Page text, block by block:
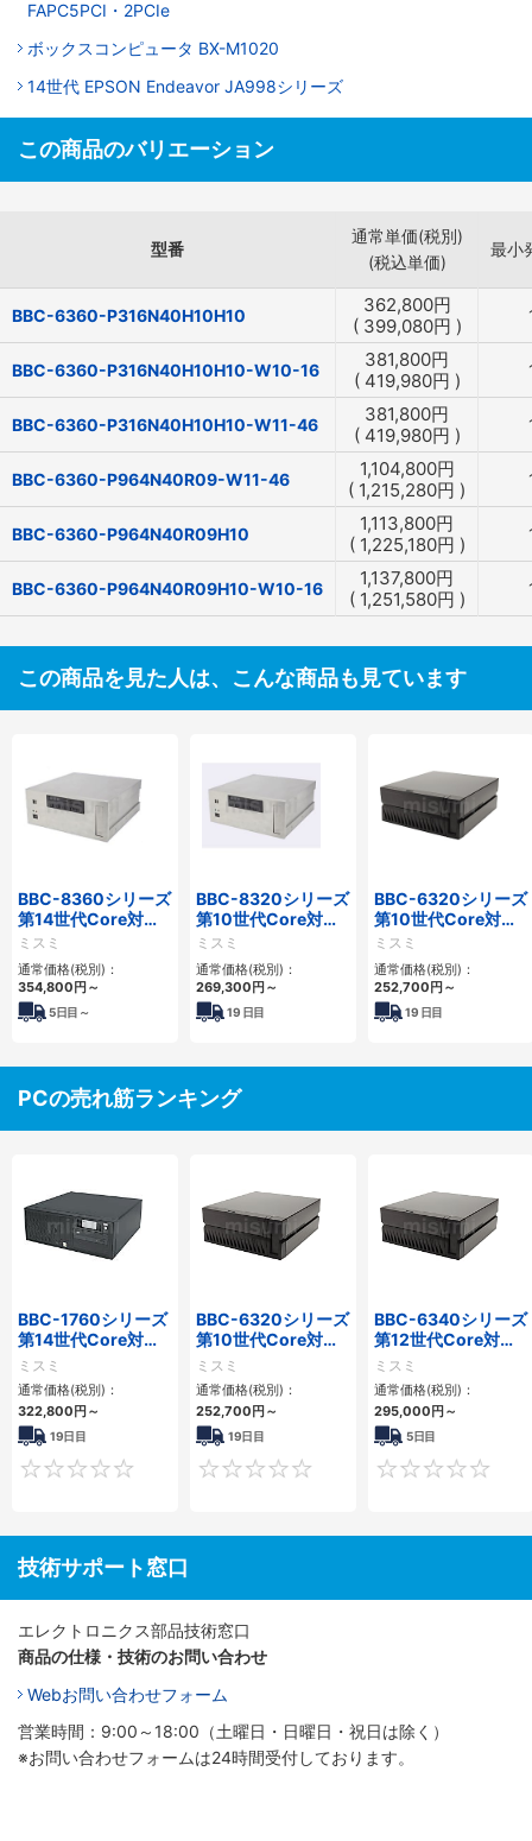
FAPC5PCI・2PCIe
ボックスコンピュータ BX-M1020
14世代 EPSON Endeavor JA998シリーズ
この商品のバリエーション
型番
通常単価(税別)
(税込単価)
最小
BBC-6360-P316N40H10H10 362,800円
( 399,080円 )
BBC-6360-P316N40H10H10-W10-16 381,800円
( 419,980円 )
BBC-6360-P316N40H10H10-W11-46 381,800円
( 419,980円 )
BBC-6360-P964N40R09-W11-46 1,104,800円
( 1,215,280円 )
BBC-6360-P964N40R09H10 1,113,800円
( 1,225,180円 )
BBC-6360-P964N40R09H10-W10-16 1,137,800円
( 1,251,580円 )
この商品を見た人は、こんな商品も見ています
BBC-8360シリーズ
第14世代Core対応
フロアマウント
2PCIe
ミスミ
通常価格(税別)：
354,800円～
5日目～
BBC-8320シリーズ
第10世代Core対応
小型フロアマウント
FAPC 2PCI・2PCIe
ミスミ
通常価格(税別)：
269,300円～
19 日目
BBC-6320シリーズ
第10世代Core対応
小型フロアマウント
FAPC 2PCI・2PCIe
ミスミ
通常価格(税別)：
252,700円～
19 日目
PCの売れ筋ランキング
BBC-1760シリーズ
第14世代Core対応
小型フロアマウント
3PCIe
ミスミ
通常価格(税別)：
322,800円～
19日目
0
BBC-6320シリーズ
第10世代Core対応
小型フロアマウント
FAPC 2PCI・2PCIe
ミスミ
通常価格(税別)：
252,700円～
19日目
0
BBC-6340シリーズ
第12世代Core対応
小型フロアマウント
PC2PCI/2PCIe
ミスミ
通常価格(税別)：
295,000円～
5日目
技術サポート窓口
エレクトロニクス部品技術窓口
商品の仕様・技術のお問い合わせ
Webお問い合わせフォーム
営業時間：9:00～18:00（土曜日・日曜日・祝日は除く）
※お問い合わせフォームは24時間受付しております。